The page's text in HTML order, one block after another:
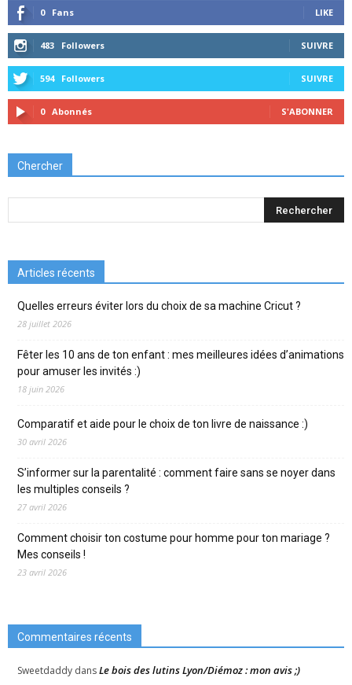
0 Fans LIKE
483 Followers SUIVRE
594 Followers SUIVRE
0 Abonnés S'ABONNER
Chercher
Articles récents
Quelles erreurs éviter lors du choix de sa machine Cricut ?
28 juillet 2026
Fêter les 10 ans de ton enfant : mes meilleures idées d’animations
pour amuser les invités :)
18 juin 2026
Comparatif et aide pour le choix de ton livre de naissance :)
30 avril 2026
S’informer sur la parentalité : comment faire sans se noyer dans
les multiples conseils ?
27 avril 2026
Comment choisir ton costume pour homme pour ton mariage ?
Mes conseils !
23 avril 2026
Commentaires récents
Sweetdaddy dansLe bois des lutins Lyon/Diémoz : mon avis ;)